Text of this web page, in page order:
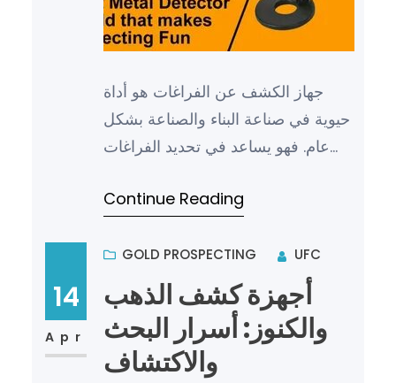
جهاز الكشف عن الفراغات هو أداة
حيوية في صناعة البناء والصناعة بشكل
عام. فهو يساعد في تحديد الفراغات
Continue Reading
14
Apr
GOLD PROSPECTING UFC
أجهزة كشف الذهب
والكنوز: أسرار البحث
والاكتشاف